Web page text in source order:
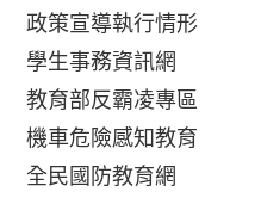
政策宣導執行情形
學生事務資訊網
教育部反霸凌專區
機車危險感知教育
全民國防教育網